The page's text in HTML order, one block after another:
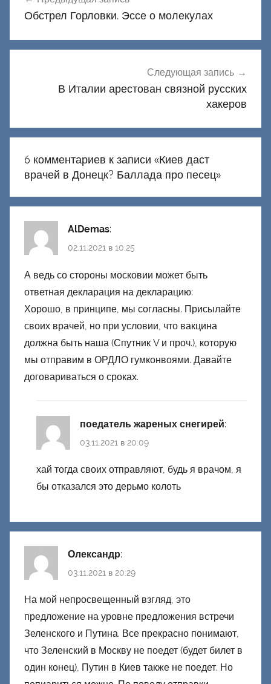
поОбстрел Горловки. Эссе о молекулах
Следующая запись
В Италии арестован связной русских
хакеров
6 комментариев к записи «Киев даст
врачей в Донецк? Баллада про песец»
AlDemas:
02.11.2021 в 10:25
А ведь со стороны московии может быть
ответная декларация на декларацию:
Хорошо, в принципе, мы согласны. Присылайте
своих врачей, но при условии, что вакцина
должна быть наша (Спутник V и проч.), которую
мы отправим в ОРДЛО гумконвоями. Давайте
договариваться о сроках.
поедатель жареных снегирей:
03.11.2021 в 20:09
хай тогда своих отправляют, будь я врачом, я
бы отказался это дерьмо колоть
Олександр:
03.11.2021 в 20:29
На мой непросвещенный взгляд, это
предложение на уровне предложения встречи
Зеленского и Путина. Все прекрасно понимают,
что Зеленский в Москву не поедет (будет билет в
один конец), Путин в Киев также не поедет. Но